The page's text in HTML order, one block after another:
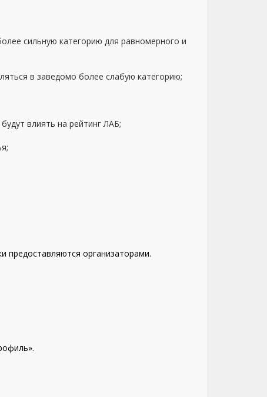
сильную категорию для равномерного и
в заведомо более слабую категорию;
влиять на рейтинг ЛАБ;
предоставляются организаторами.